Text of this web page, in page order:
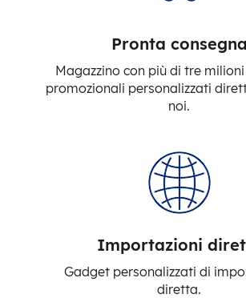
Pronta consegna
Magazzino con più di tre
promozionali personalizzati
noi.
Importazioni
Gadget personalizzati di
diretta.